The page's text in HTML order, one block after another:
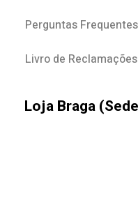
Perguntas Frequentes
Livro de Reclamações
Loja Braga